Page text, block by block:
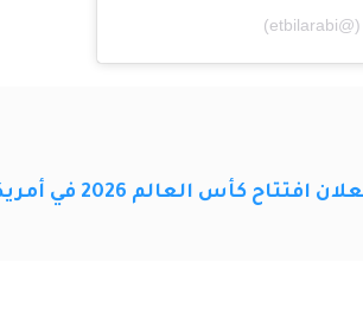
كأس العالم 2026 في أمريكا